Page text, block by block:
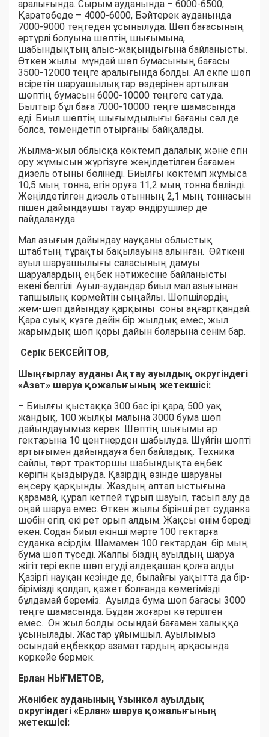
аралығында. Сырым ауданында – 6000-6500,
Қаратөбеде – 4000-6000, Бәйтерек ауданында
7000-9000 теңгеден ұсынылуда. Шөп бағасының
әртүрлі болуына шөптің шығымына,
шабындықтың алыс-жақындығына байланысты.
Өткен жылы мұндай шөп бумасының бағасы
3500-12000 теңге аралығында болды. Ал екпе шөп
өсіретін шаруашылықтар өздерінен артылған
шөптің бумасын 6000-10000 теңгеге сатуда.
Былтыр бұл баға 7000-10000 теңге шамасында
еді. Биыл шөптің шығымдылығы бағаны сәл де
болса, төмендетіп отырғаны байқалады.
Жылма-жыл облысқа көктемгі далалық және егін
ору жұмысын жүргізуге жеңілдетілген бағамен
дизель отыны бөлінеді. Биылғы көктемгі жұмыса
10,5 мың тонна, егін оруға 11,2 мың тонна бөлінді.
Жеңілдетілген дизель отынның 2,1 мың тоннасын
пішен дайындаушы тауар өндірушілер де
пайдалануда.
Мал азығын дайындау науқаны облыстық
штабтың тұрақты бақылауына алынған. Өйткені
ауыл шаруашылығы саласының дамуы
шаруалардың еңбек нәтижесіне байланысты
екені белгілі. Ауыл-аудандар биыл мал азығынан
тапшылық көрмейтін сыңайлы. Шөпшілердің
жем-шөп дайындау қарқыны соны аңғартқандай.
Қара суық күзге дейін бір жылдық емес, жыл
жарымдық шөп қоры дайын боларына сенім бар.
Серік БЕКСЕЙІТОВ,
Шыңғырлау ауданы Ақтау ауылдық округіндегі
«Азат» шаруа қожалығының жетекшісі:
– Биылғы қыстаққа 300 бас ірі қара, 500 уақ
жандық, 100 жылқы малына 3000 бума шөп
дайындауымыз керек. Шөптің шығымы әр
гектарына 10 центнерден шабылуда. Шүйгін шөпті
артығымен дайындауға бел байладық. Техника
сайлы, төрт тракторшы шабындықта еңбек
көрігін қыздыруда. Қазірдің өзінде шаруаны
еңсеру қарқынды. Жаздың аптап ыстығына
қарамай, қурап кетпей тұрып шауып, тасып алу да
оңай шаруа емес. Өткен жылы бірінші рет суданка
шөбін егіп, екі рет орып алдым. Жақсы өнім береді
екен. Содан биыл екінші мәрте 100 гектарға
суданка өсірдім. Шамамен 100 гектардан бір мың
бума шөп түседі. Жалпы біздің ауылдың шаруа
жігіттері екпе шөп егуді әлдеқашан қолға алды.
Қазіргі науқан кезінде де, былайғы уақытта да бір-
бірімізді қолдап, қажет болғанда көмегімізді
бұлдамай береміз. Ауылда бума шөп бағасы 3000
теңге шамасында. Бұдан жоғары көтерілген
емес. Он жыл болды осындай бағамен халыққа
ұсынылады. Жастар ұйымшыл. Ауылымыз
осындай еңбекқор азаматтардың арқасында
көркейе бермек.
Ерлан НЫҒМЕТОВ,
Жәнібек ауданының Ұзынкөл ауылдық
округіндегі «Ерлан» шаруа қожалығының
жетекшісі: